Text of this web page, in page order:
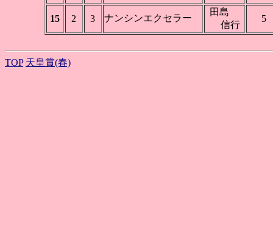
15 2 3 ナンシンエクセラー
田島
信行
5
TOP 天皇賞(春)